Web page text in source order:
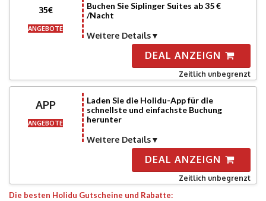
35€
ANGEBOTE
Buchen Sie Siplinger Suites ab 35 €
/Nacht
Weitere Details
DEAL ANZEIGN
Zeitlich unbegrenzt
APP
ANGEBOTE
Laden Sie die Holidu-App für die
schnellste und einfachste Buchung
herunter
Weitere Details
DEAL ANZEIGN
Zeitlich unbegrenzt
Die besten Holidu Gutscheine und Rabatte: